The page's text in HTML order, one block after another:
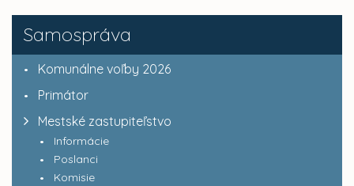
Samospráva
Komunálne voľby 2026
Primátor
Mestské zastupiteľstvo
Informácie
Poslanci
Komisie